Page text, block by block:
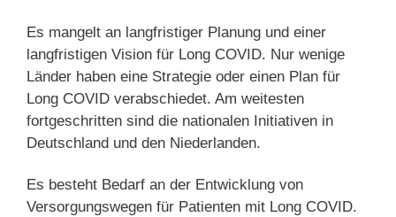
Es mangelt an langfristiger Planung und einer
langfristigen Vision für Long COVID. Nur wenige
Länder haben eine Strategie oder einen Plan für
Long COVID verabschiedet. Am weitesten
fortgeschritten sind die nationalen Initiativen in
Deutschland und den Niederlanden.
Es besteht Bedarf an der Entwicklung von
Versorgungswegen für Patienten mit Long COVID.